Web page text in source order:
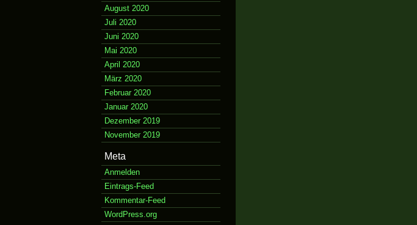
August 2020
Juli 2020
Juni 2020
Mai 2020
April 2020
März 2020
Februar 2020
Januar 2020
Dezember 2019
November 2019
Meta
Anmelden
Eintrags-Feed
Kommentar-Feed
WordPress.org